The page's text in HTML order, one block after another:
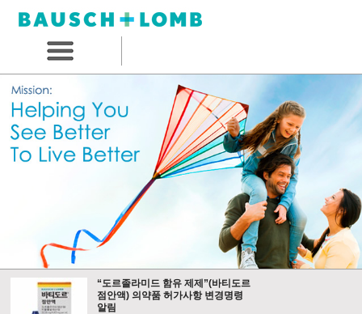
“도르졸라미드 함유 제제”(바티도르
점안액) 의약품 허가사항 변경명령
알림